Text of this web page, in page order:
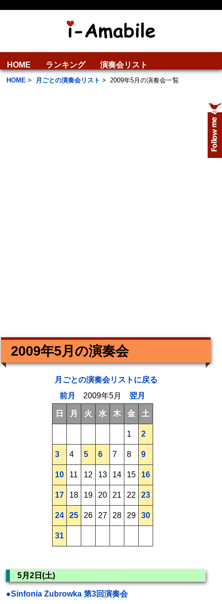
HOME ランキング 演奏会リスト
HOME > 月ごとの演奏会リスト > 2009年5月の演奏会一覧
2009年5月の演奏会
月ごとの演奏会リストに戻る
前月
2009年5月翌月
日 月 火 水 木 金 土
1 2
3 4 5 6 7 8 9
10 11 12 13 14 15 16
17 18 19 20 21 22 23
24 25 26 27 28 29 30
31
5月2日(土)
●Sinfonia Zubrowka 第3回演奏会